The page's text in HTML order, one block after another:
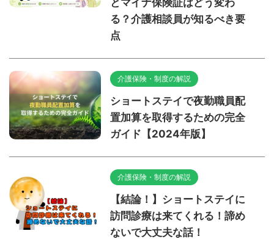
る？介護相談員が知るべき要
点
介護保険・制度の解説
ショートステイで夜勤職員配
置加算を取得するための完全
ガイド【2024年版】
介護保険・制度の解説
【結論！】ショートステイに
訪問診療は来てくれる！諦め
ないで大丈夫な話！